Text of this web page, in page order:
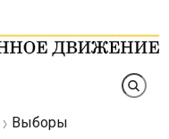
Выборы